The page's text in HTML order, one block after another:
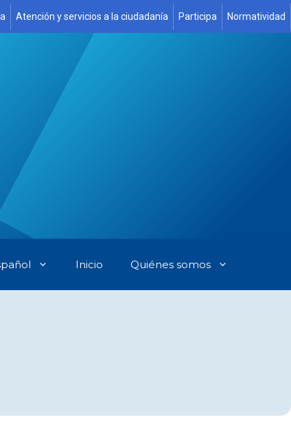
Atención y servicios a la ciudadanía Participa Normatividad
Inicio Quiénes somos